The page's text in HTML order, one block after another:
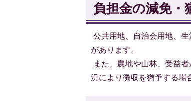
負担金の減免・
公共用地、自治会用地、
があります。
また、農地や山林、受益
況により徴収を猶予する場